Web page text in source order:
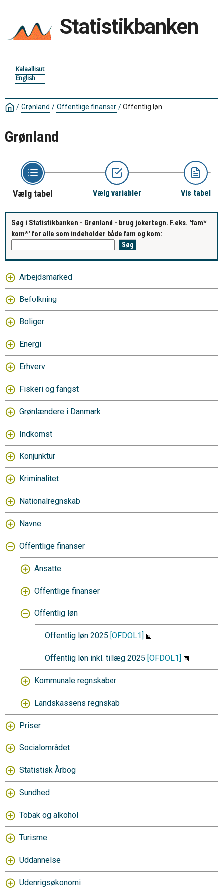
Statistikbanken
Kalaallisut
English
/ Grønland / Offentlige finanser /Offentlig løn
Grønland
Vælg tabel Vælg variabler Vis tabel
Søg i Statistikbanken - Grønland - brug jokertegn. F.eks. 'fam*
kom*' for alle som indeholder både fam og kom:
Arbejdsmarked
Befolkning
Boliger
Energi
Erhverv
Fiskeri og fangst
Grønlændere i Danmark
Indkomst
Konjunktur
Kriminalitet
Nationalregnskab
Navne
Offentlige finanser
Ansatte
Offentlige finanser
Offentlig løn
Offentlig løn 2025 [OFDOL1]
Offentlig løn inkl. tillæg 2025 [OFDOL1]
Kommunale regnskaber
Landskassens regnskab
Priser
Socialområdet
Statistisk Årbog
Sundhed
Tobak og alkohol
Turisme
Uddannelse
Udenrigsøkonomi